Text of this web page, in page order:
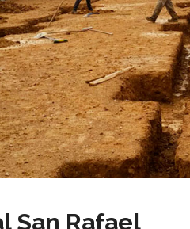
San Rafael